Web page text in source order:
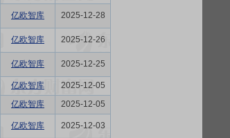
亿欧智库 2025-12-28
亿欧智库 2025-12-26
亿欧智库 2025-12-25
亿欧智库
2025-12-05
亿欧智库 2025-12-05
亿欧智库 2025-12-03